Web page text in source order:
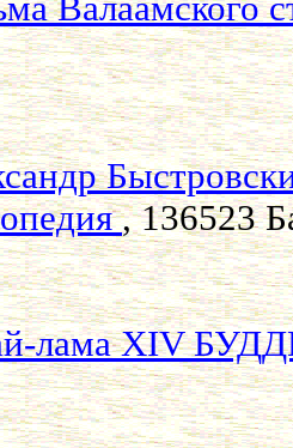
Валаамского
, 136523
лама XIV